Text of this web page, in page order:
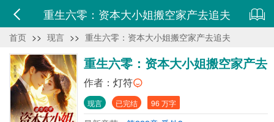
重生六零：资本大小姐搬空家产去追夫
首页 >> 现言 >> 重生六零：资本大小姐搬空家产去追夫
重生六零：资本大小姐搬空家产去
追夫
作者： 灯符
现言 已完结 96 万字